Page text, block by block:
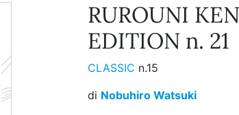
RUROUNI
EDITION n. 21
CLASSIC n.15
di Nobuhiro Watsuki